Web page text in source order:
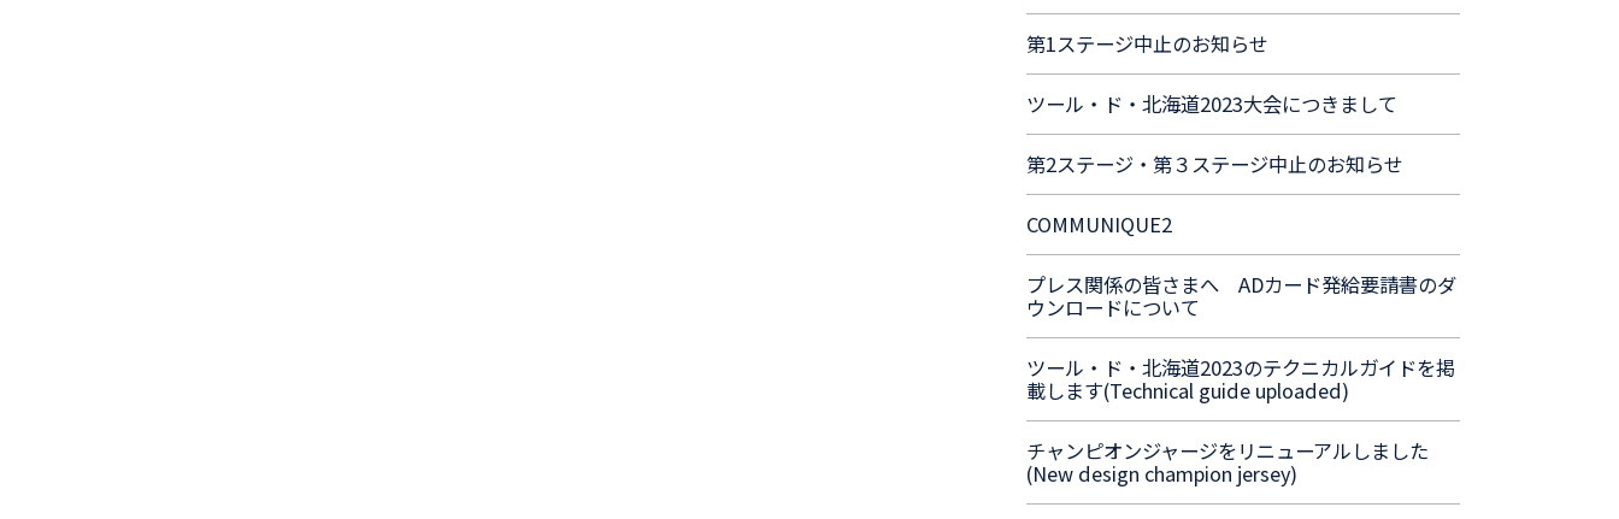
第1ステージ中止のお知らせ
ツール・ド・北海道2023大会につきまして
第2ステージ・第３ステージ中止のお知らせ
COMMUNIQUE2
プレス関係の皆さまへ ADカード発給要請書のダ
ウンロードについて
ツール・ド・北海道2023のテクニカルガイドを掲
載します(Technical guide uploaded)
チャンピオンジャージをリニューアルしました
(New design champion jersey)